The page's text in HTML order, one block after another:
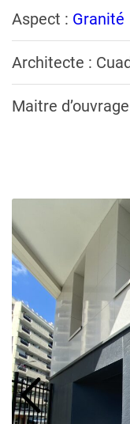
Aspect : Granité
Architecte :
Maitre